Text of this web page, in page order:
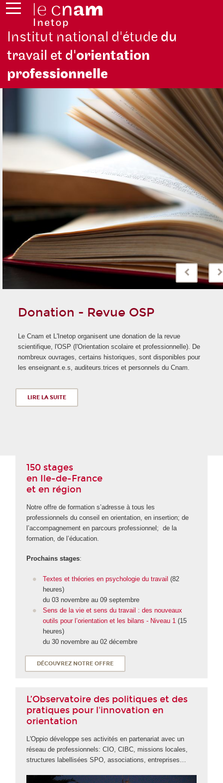
Institut national d'étude du
travail et d'orientation
professionnelle
Donation - Revue OSP
Le Cnam et L'Inetop organisent une donation de la revue
scientifique, l'OSP (l'Orientation scolaire et professionnelle). De
nombreux ouvrages, certains historiques, sont disponibles pour
les enseignant.e.s, auditeurs.trices et personnels du Cnam.
LIRE LA SUITE
150 stages
en Ile-de-France
et en région
Notre offre de formation s’adresse à tous les
professionnels du conseil en orientation, en insertion; de
l’accompagnement en parcours professionnel; de la
formation, de l’éducation.
Prochains stages:
Textes et théories en psychologie du travail (82
heures)
du 03 novembre au 09 septembre
Sens de la vie et sens du travail : des nouveaux
outils pour l’orientation et les bilans - Niveau 1 (15
heures)
du 30 novembre au 02 décembre
DÉCOUVREZ NOTRE OFFRE
L’Observatoire des politiques et des
pratiques pour l'innovation en
orientation
L'Oppio développe ses activités en partenariat avec un
réseau de professionnels: CIO, CIBC, missions locales,
structures labellisées SPO, associations, entreprises…